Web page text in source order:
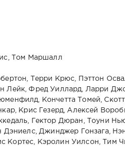
Том Маршалл
Терри Крюс, Пэттон
Лейк, Фред Уиллард, Ларри
Кончетта Томей,
Крис Гезерд, Алексей
Гектор Дюран, Тоуни
Дэниелс, Джинджер Гонзага,
Кортес, Кэролин Уилсон, Тим